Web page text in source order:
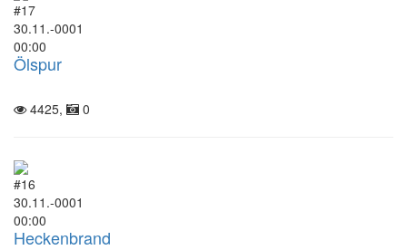
#17
30.11.-0001
00:00
Ölspur
4425, 0
#16
30.11.-0001
00:00
Heckenbrand